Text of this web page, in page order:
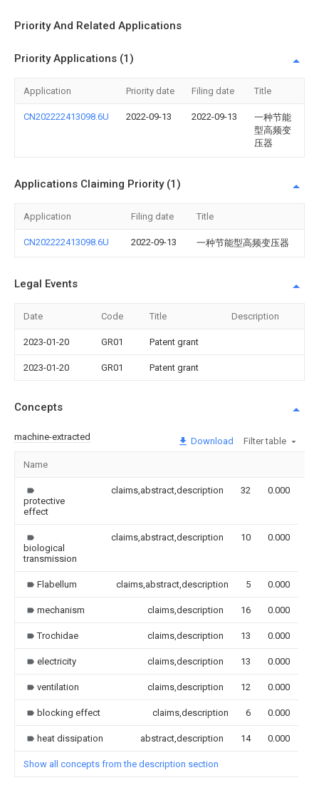
Priority And Related Applications
Priority Applications (1)
Application Priority date Filing date Title
CN202222413098.6U 2022-09-13 2022-09-13
一种节能
型高频变
压器
Applications Claiming Priority (1)
Application Filing date Title
CN202222413098.6U 2022-09-13 一种节能型高频变压器
Legal Events
Date Code Title Description
2023-01-20 GR01 Patent grant
2023-01-20 GR01 Patent grant
Concepts
machine-extracted Download Filter table
Name
protective
effect
claims,abstract,description 32 0.000
biological
transmission
claims,abstract,description 10 0.000
Flabellum claims,abstract,description 5 0.000
mechanism claims,description 16 0.000
Trochidae claims,description 13 0.000
electricity claims,description 13 0.000
ventilation claims,description 12 0.000
blocking effect claims,description 6 0.000
heat dissipation abstract,description 14 0.000
Show all concepts from the description section